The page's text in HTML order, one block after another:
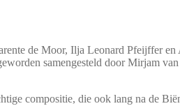
de Moor, Ilja Leonard Pfeijffer
samengesteld door Mirjam
compositie, die ook lang na de